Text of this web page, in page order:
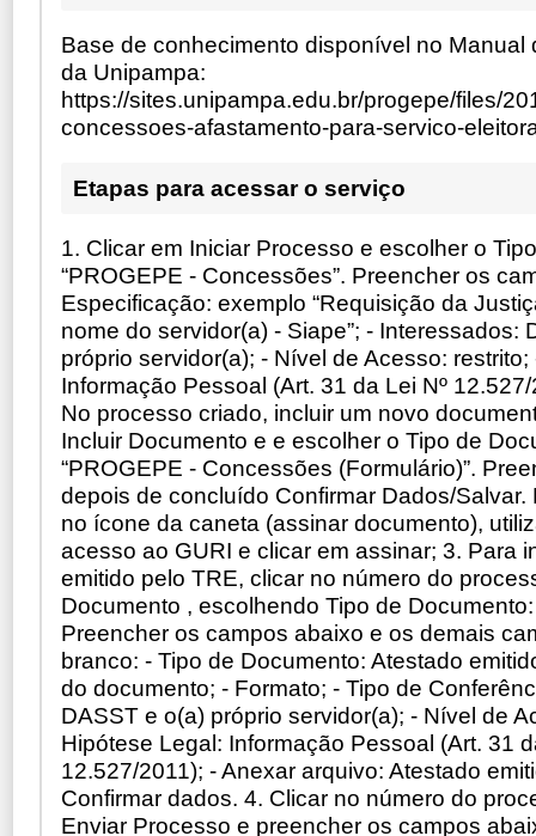
Base de conhecimento disponível no Manual
da Unipampa:
https://sites.unipampa.edu.br/progepe/files/
concessoes-afastamento-para-servico-
Etapas para acessar o serviço
1. Clicar em Iniciar Processo e escolher o
“PROGEPE - Concessões”. Preencher os
Especificação: exemplo “Requisição da
nome do servidor(a) - Siape”; - Interessados:
próprio servidor(a); - Nível de Acesso:
Informação Pessoal (Art. 31 da Lei Nº
No processo criado, incluir um novo
Incluir Documento e e escolher o Tipo de
“PROGEPE - Concessões (Formulário)”.
depois de concluído Confirmar Dados/Salvar.
no ícone da caneta (assinar documento),
acesso ao GURI e clicar em assinar; 3. Para
emitido pelo TRE, clicar no número do
Documento , escolhendo Tipo de Documento:
Preencher os campos abaixo e os demais
branco: - Tipo de Documento: Atestado
do documento; - Formato; - Tipo de
DASST e o(a) próprio servidor(a); - Nível de
Hipótese Legal: Informação Pessoal (Art. 31
12.527/2011); - Anexar arquivo: Atestado
Confirmar dados. 4. Clicar no número do
Enviar Processo e preencher os campos